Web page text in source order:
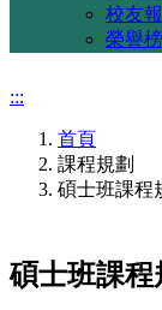
校友
榮譽榜
:::
首頁
課程規劃
碩士班課程
碩士班課程